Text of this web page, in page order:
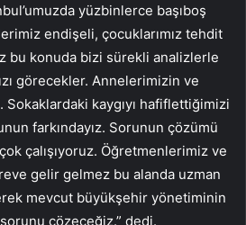
yüzbinlerce başıboş
endişeli, çocuklarımız tehdit
bu konuda bizi sürekli analizlerle
görecekler. Annelerimizin ve
Sokaklardaki kaygıyı hafiflettiğimizi
farkındayız. Sorunun çözümü
çalışıyoruz. Öğretmenlerimiz ve
gelir gelmez bu alanda uzman
mevcut büyükşehir yönetiminin
çözeceğiz.” dedi.